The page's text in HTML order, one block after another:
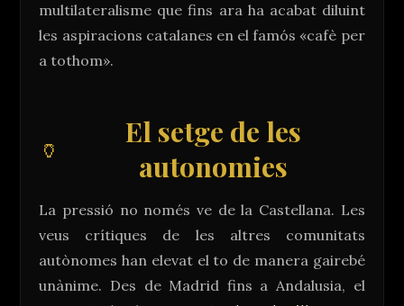
multilateralisme que fins ara ha acabat diluint
les aspiracions catalanes en el famós «cafè per
a tothom».
El setge de les
autonomies
La pressió no només ve de la Castellana. Les
veus crítiques de les altres comunitats
autònomes han elevat el to de manera gairebé
unànime. Des de Madrid fins a Andalusia, el